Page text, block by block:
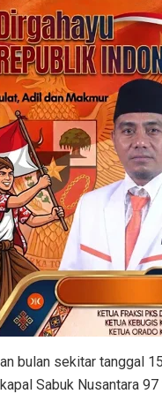
bulan sekitar tanggal
Sabuk Nusantara